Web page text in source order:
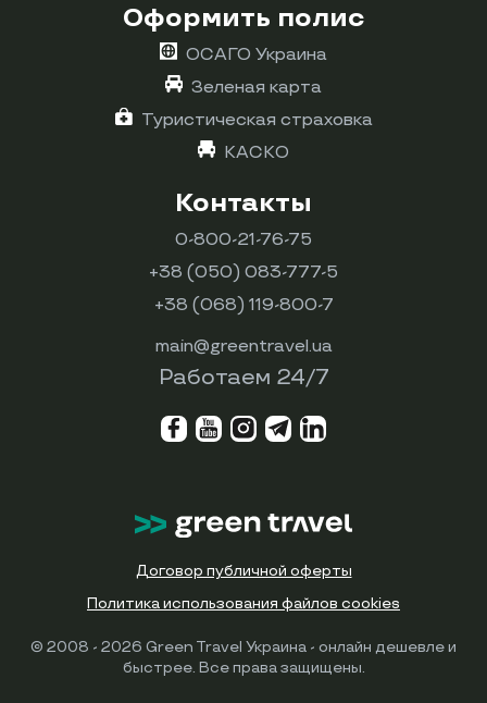
Оформить полис
ОСАГО Украина
Зеленая карта
Туристическая страховка
КАСКО
Контакты
0-800-21-76-75
+38 (050) 083-777-5
+38 (068) 119-800-7
main@greentravel.ua
Работаем 24/7
Договор публичной оферты
Политика использования файлов cookies
© 2008 - 2026 Green Travel Украина - онлайн дешевле и
быстрее. Все права защищены.